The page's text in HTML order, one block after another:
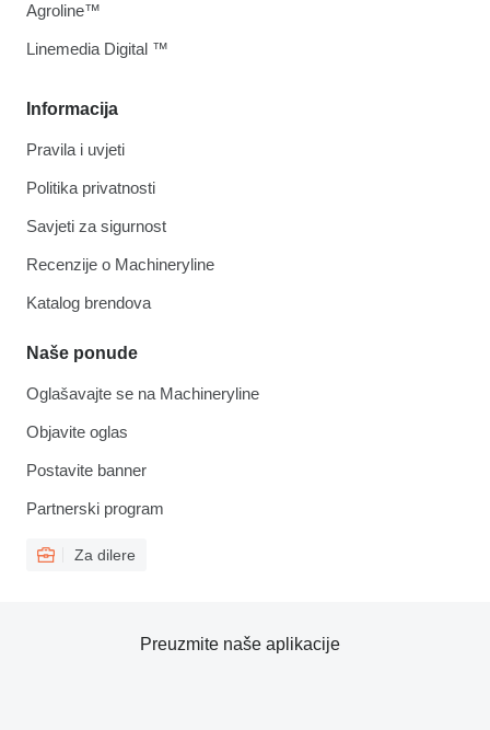
Informacija
Pravila i uvjeti
Politika privatnosti
Savjeti za sigurnost
Recenzije o Machineryline
Katalog brendova
Naše ponude
Oglašavajte se na Machineryline
Objavite oglas
Postavite banner
Partnerski program
Za dilere
Agroline™
Linemedia Digital ™
Preuzmite naše aplikacije